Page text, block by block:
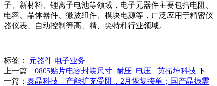
子、新材料、锂离子电池等领域，电子元器件主要包括电阻、
电容、晶体器件、微波组件、模块电源等，广泛应用于精密仪
器仪表、自动控制等高、精、尖特种行业领域。
标签： 元器件 电子业务
上一篇： 0805贴片电容封装尺寸_耐压_电压_-英拓坤科技 下
一篇： 泰晶科技：产能扩充受阻，2月恢复接单；国产晶振需